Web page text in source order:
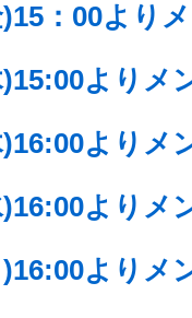
：00より
よりメ
よりメ
よりメ
よりメ